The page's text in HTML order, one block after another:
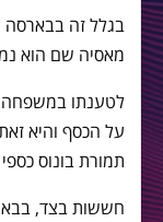
בגלל זה בבארסה
מאסיה שם הוא
לטענתו במשפחה
על הכסף והיא
תמורת בונוס
חששות בצד,